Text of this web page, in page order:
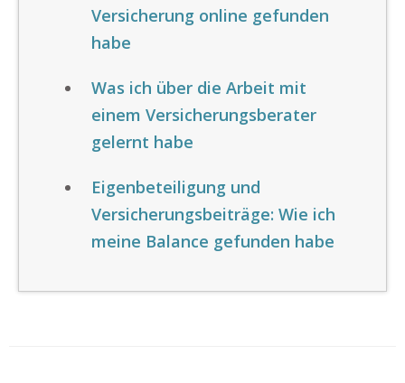
Versicherung online gefunden
habe
Was ich über die Arbeit mit
einem Versicherungsberater
gelernt habe
Eigenbeteiligung und
Versicherungsbeiträge: Wie ich
meine Balance gefunden habe